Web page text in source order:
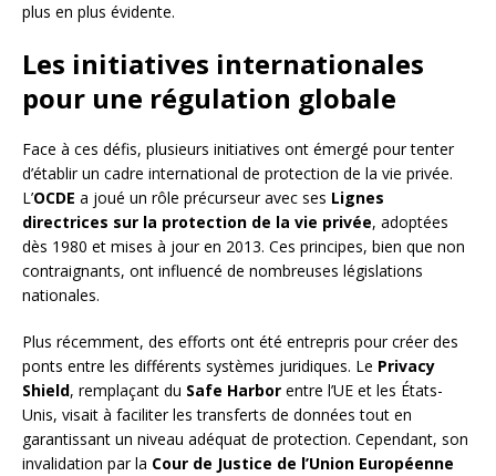
plus en plus évidente.
Les initiatives internationales
pour une régulation globale
Face à ces défis, plusieurs initiatives ont émergé pour tenter
d’établir un cadre international de protection de la vie privée.
L’OCDE a joué un rôle précurseur avec ses Lignes
directrices sur la protection de la vie privée, adoptées
dès 1980 et mises à jour en 2013. Ces principes, bien que non
contraignants, ont influencé de nombreuses législations
nationales.
Plus récemment, des efforts ont été entrepris pour créer des
ponts entre les différents systèmes juridiques. Le Privacy
Shield, remplaçant du Safe Harbor entre l’UE et les États-
Unis, visait à faciliter les transferts de données tout en
garantissant un niveau adéquat de protection. Cependant, son
invalidation par la Cour de Justice de l’Union Européenne